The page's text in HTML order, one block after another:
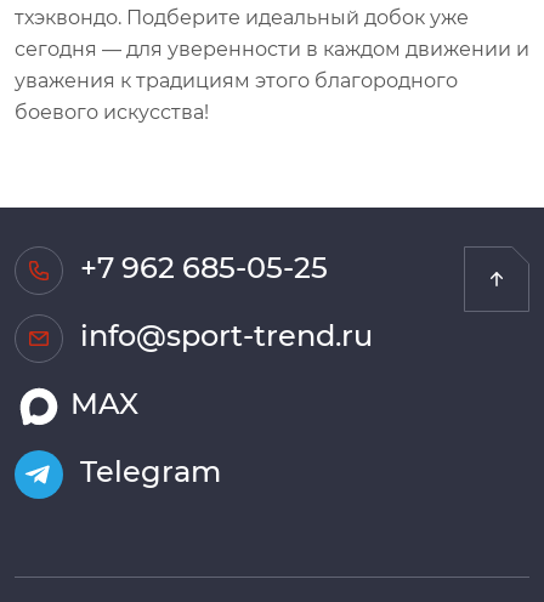
тхэквондо. Подберите идеальный добок уже
сегодня — для уверенности в каждом движении и
уважения к традициям этого благородного
боевого искусства!
+7 962 685-05-25
info@sport-trend.ru
MAX
Telegram